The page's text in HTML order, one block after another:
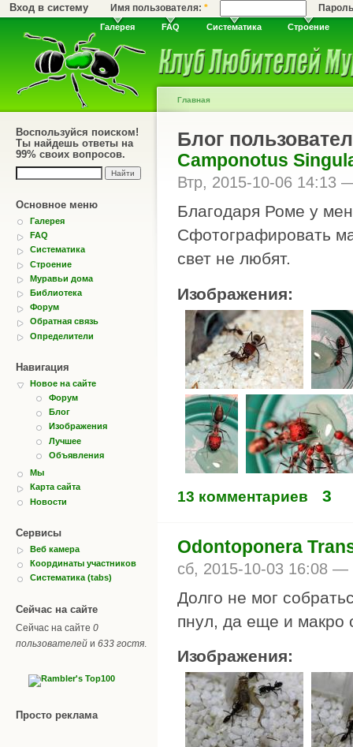
Вход в систему Имя пользователя:*
Галерея FAQ Систематика Строение
Воспользуйся поиском!
Ты найдешь ответы на
99% своих вопросов.
Основное меню
Галерея
FAQ
Систематика
Строение
Муравьи дома
Библиотека
Форум
Обратная связь
Определители
Навигация
Новое на сайте
Форум
Блог
Изображения
Лучшее
Объявления
Мы
Карта сайта
Новости
Сервисы
Веб камера
Координаты участников
Систематика (tabs)
Сейчас на сайте
Сейчас на сайте 0
пользователей и 633 гостя
Просто реклама
Главная
Блог
Camponotus
Втр, 2015-10-06 14:13
Благодаря Роме у
Сфотографировать
свет не любят.
Изображения:
13 комментариев 3
Odontoponera
сб, 2015-10-03 16:08 —
Долго не мог
пнул, да еще и макро
Изображения: